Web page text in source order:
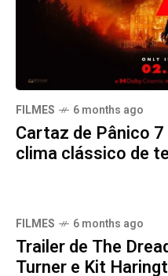
FILMES 6 months ago
Cartaz de Pânico
clima clássico de
FILMES 6 months ago
Trailer de The
Turner e Kit